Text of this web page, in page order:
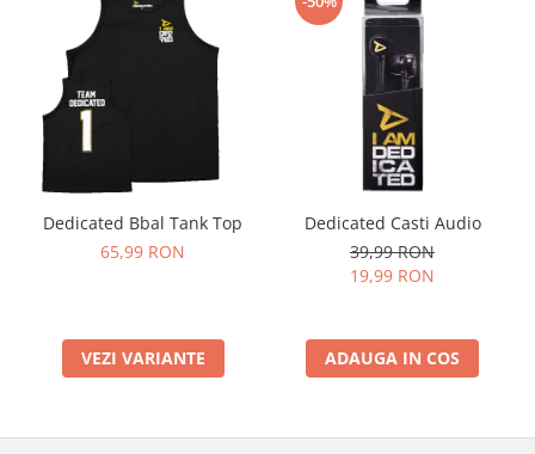
Dedicated Bbal Tank Top
65,99 RON
VEZI VARIANTE
Dedicated Casti Audio
39,99 RON
19,99 RON
ADAUGA IN COS